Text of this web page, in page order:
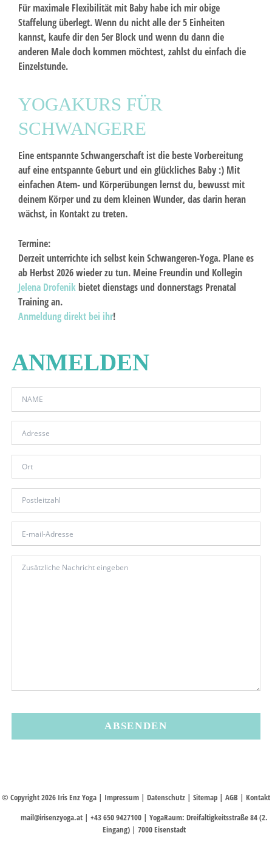
Für maximale Flexibilität mit Baby habe ich mir obige
Staffelung überlegt. Wenn du nicht alle der 5 Einheiten
kannst, kaufe dir den 5er Block und wenn du dann die
anderen Male doch kommen möchtest, zahlst du einfach die
Einzelstunde.
YOGAKURS FÜR
SCHWANGERE
Eine entspannte Schwangerschaft ist die beste Vorbereitung
auf eine entspannte Geburt und ein glückliches Baby :) Mit
einfachen Atem- und Körperübungen lernst du, bewusst mit
deinem Körper und zu dem kleinen Wunder, das darin heran
wächst, in Kontakt zu treten.
Termine:
Derzeit unterrichte ich selbst kein Schwangeren-Yoga. Plane es
ab Herbst 2026 wieder zu tun. Meine Freundin und Kollegin
Jelena Drofenikbietet dienstags und donnerstags Prenatal
Training an.
Anmeldung direkt bei ihr!
ANMELDEN
ABSENDEN
© Copyright 2026 Iris Enz Yoga | Impressum | Datenschutz | Sitemap | AGB | Kontakt
mail@irisenzyoga.at| +43 650 9427100 | YogaRaum: Dreifaltigkeitsstraße 84 (2.
Eingang) | 7000 Eisenstadt